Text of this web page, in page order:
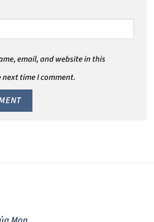
email, and website in this
time I comment.